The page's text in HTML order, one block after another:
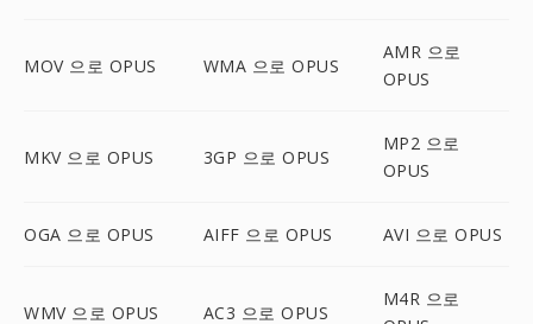
MOV 으로 OPUS WMA 으로 OPUS
AMR 으로
OPUS
MKV 으로 OPUS 3GP 으로 OPUS
MP2 으로
OPUS
OGA 으로 OPUS AIFF 으로 OPUS AVI 으로 OPUS
WMV 으로 OPUS AC3 으로 OPUS
M4R 으로